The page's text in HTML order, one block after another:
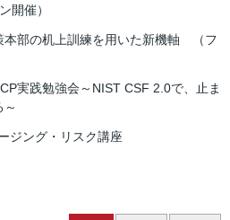
開催）
本部の机上訓練を用いた新機軸 （フ
実践勉強会～NIST CSF 2.0で、止ま
ジング・リスク講座